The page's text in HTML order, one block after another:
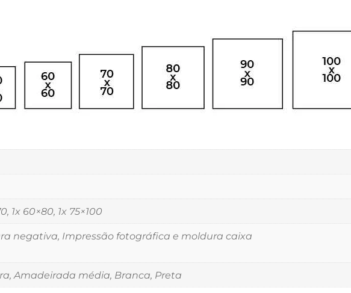
1x 60×80, 1x 75×100
negativa, Impressão fotográfica e moldura caixa
Amadeirada média, Branca, Preta